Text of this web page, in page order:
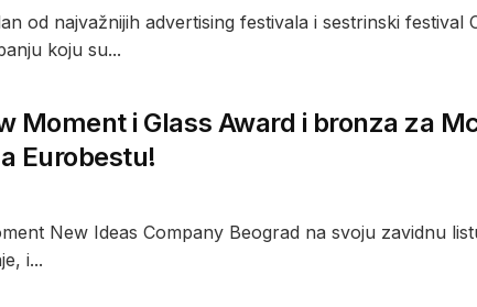
od najvažnijih advertising festivala i sestrinski festival
koju su...
Moment i Glass Award i bronza za
Eurobestu!
New Ideas Company Beograd na svoju zavidnu
i...